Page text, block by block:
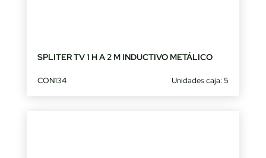
SPLITER TV 1 H A 2 M INDUCTIVO METÁLICO
CON134 Unidades caja: 5